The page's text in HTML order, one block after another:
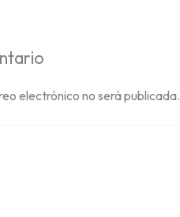
electrónico no será publicada.